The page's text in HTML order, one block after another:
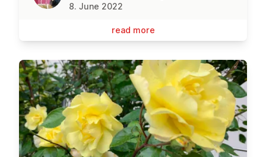
8. June 2022
read more